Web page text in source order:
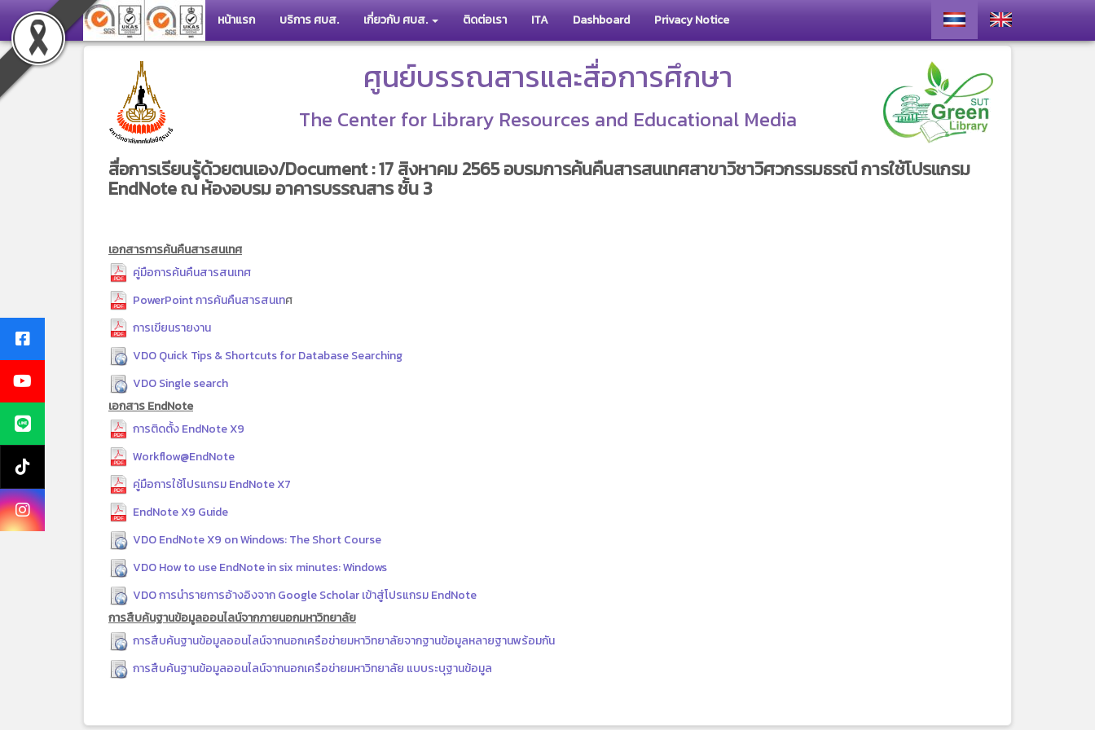
หน้าแรก บริการ ศบส. เกี่ยวกับ ศบส. ติดต่อเรา ITA Dashboard Privacy Notice
ศูนย์บรรณสารและสื่อการศึกษา
The Center for Library Resources and Educational Media
สื่อการเรียนรู้ด้วยตนเอง/Document : 17 สิงหาคม 2565 อบรมการค้นคืนสารสนเทศสาขาวิชาวิศวกรรมธรณี การใช้โปรแกรม
EndNote ณ ห้องอบรม อาคารบรรณสาร ชั้น 3
เอกสารการค้นคืนสารสนเทศ
คู่มือการค้นคืนสารสนเทศ
PowerPoint การค้นคืนสารสนเทศ
การเขียนรายงาน
VDO Quick Tips & Shortcuts for Database Searching
VDO Single search
เอกสาร EndNote
การติดตั้ง EndNote X9
Workflow@EndNote
คู่มือการใช้โปรแกรม EndNote X7
EndNote X9 Guide
VDO EndNote X9 on Windows: The Short Course
VDO How to use EndNote in six minutes: Windows
VDO การนำรายการอ้างอิงจาก Google Scholar เข้าสู่โปรแกรม EndNote
การสืบค้นฐานข้อมูลออนไลน์จากภายนอกมหาวิทยาลัย
การสืบค้นฐานข้อมูลออนไลน์จากนอกเครือข่ายมหาวิทยาลัยจากฐานข้อมูลหลายฐานพร้อมกัน
การสืบค้นฐานข้อมูลออนไลน์จากนอกเครือข่ายมหาวิทยาลัย แบบระบุฐานข้อมูล